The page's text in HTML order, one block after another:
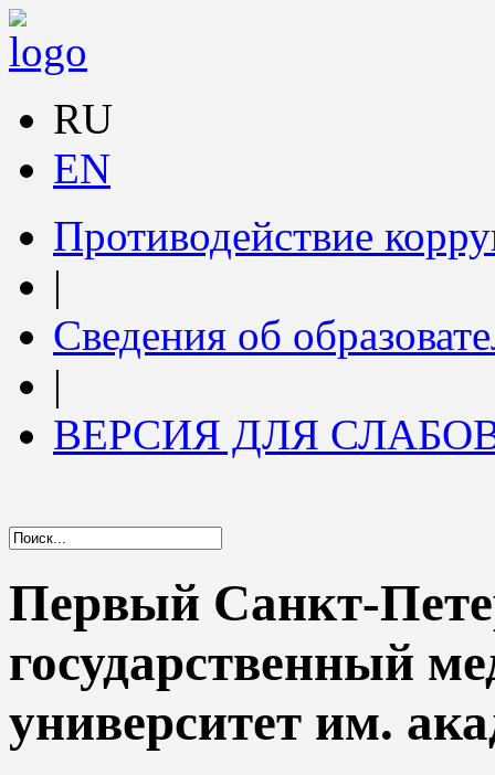
RU
EN
Противодействие
|
Сведения об
|
ВЕРСИЯ ДЛЯ
Первый Санкт-
государственный
университет им.